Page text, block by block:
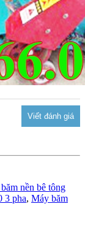
nền bê tông
3 pha, Máy băm